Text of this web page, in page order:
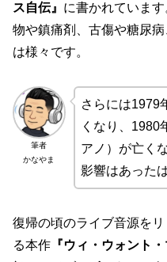
ス自伝』 に書かれていま
物や鎮痛剤、古傷や糖尿
は様々です。
筆者
かなやま
さらには1979
くなり、1980
アノ）が亡く
影響はあった
復帰の頃のライブ音源を
る本作 『ウィ・ウォント・